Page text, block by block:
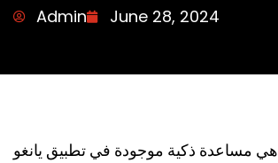
Admin June 28, 2024
هي مساعدة ذكية موجودة في تطبيق يانغو